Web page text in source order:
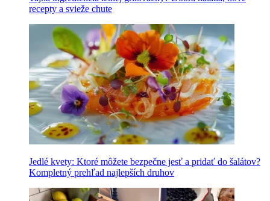
recepty a svieže chute
Jedlé kvety: Ktoré môžete bezpečne jesť a pridať do šalátov?
Kompletný prehľad najlepších druhov